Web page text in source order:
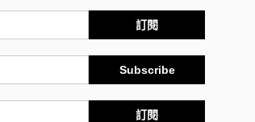
訂閱
Subscribe
訂閱